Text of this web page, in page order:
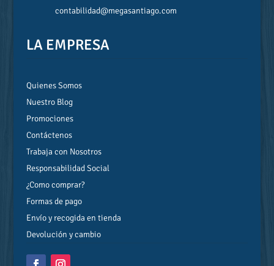
contabilidad@megasantiago.com
LA EMPRESA
Quienes Somos
Nuestro Blog
Promociones
Contáctenos
Trabaja con Nosotros
Responsabilidad Social
¿Como comprar?
Formas de pago
Envío y recogida en tienda
Devolución y cambio